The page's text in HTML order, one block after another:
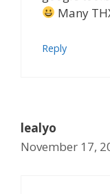
Many
Reply
lealyo
November 17,